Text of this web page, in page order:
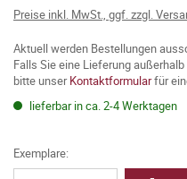
Preise inkl. MwSt., ggf. zzgl.
Aktuell werden Bestellungen
Falls Sie eine Lieferung
bitte unserKontaktformularfür
lieferbar in ca. 2-4 Werktagen
Exemplare: